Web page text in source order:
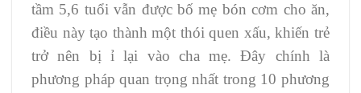
tầm 5,6 tuổi vẫn được bố mẹ bón cơm cho ăn,
điều này tạo thành một thói quen xấu, khiến trẻ
trở nên bị ỉ lại vào cha mẹ. Đây chính là
phương pháp quan trọng nhất trong 10 phương